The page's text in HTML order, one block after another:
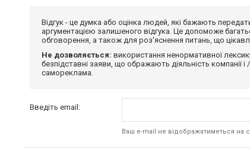
Відгук - це думка або оцінка людей, які бажають
аргументацією залишеного відгука. Це допоможе
обговорення, а також для роз'яснення питань, що
Не дозволяється: використання ненормативної
безпідставні заяви, що ображають діяльність компанії
самореклама.
Введіть email:
Ваш e-mail не відображатиметься на